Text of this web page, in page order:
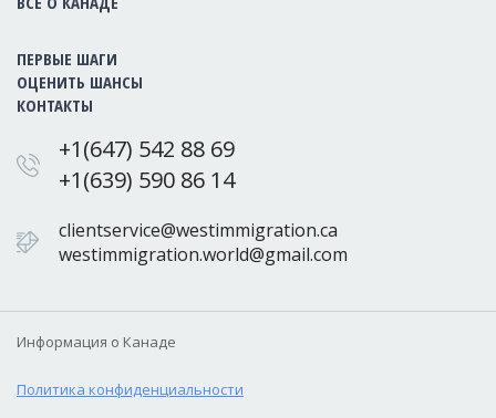
ПЕРВЫЕ ШАГИ
ОЦЕНИТЬ ШАНСЫ
КОНТАКТЫ
+1(647) 542 88 69
+1(639) 590 86 14
clientservice@westimmigration.ca
westimmigration.world@gmail.com
Информация о Канаде
Политика конфиденциальности